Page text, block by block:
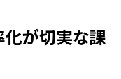
が切実な課